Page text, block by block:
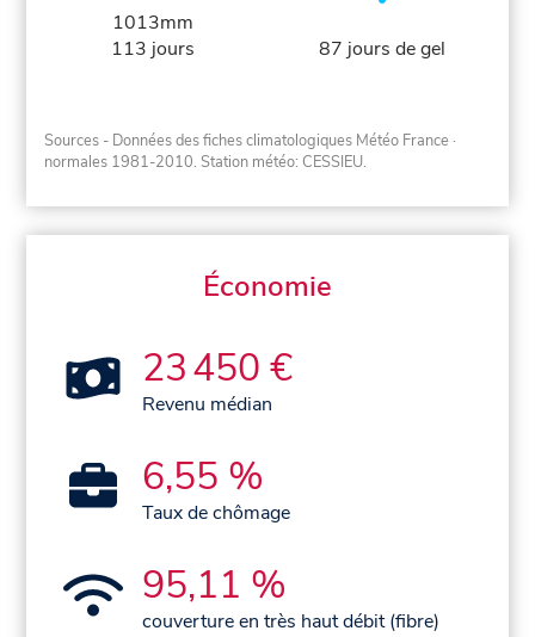
1013mm
113 jours
87 jours de gel
Sources - Données des fiches climatologiques Météo France ·
normales 1981-2010. Station météo: CESSIEU.
Économie
23 450 €
Revenu médian
6,55 %
Taux de chômage
95,11 %
couverture en très haut débit (fibre)